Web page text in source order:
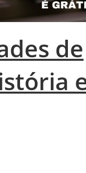
de